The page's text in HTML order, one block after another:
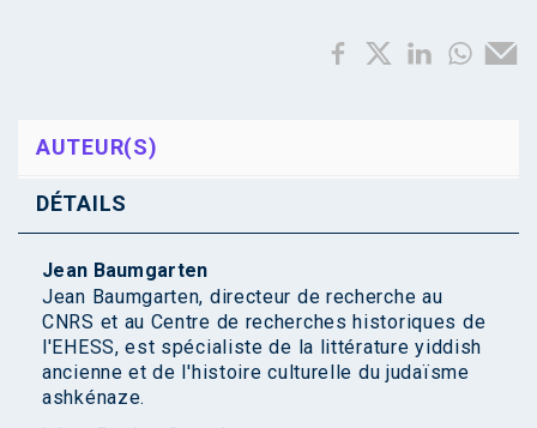
AUTEUR(S)
DÉTAILS
Jean Baumgarten
Jean Baumgarten, directeur de recherche au
CNRS et au Centre de recherches historiques de
l'EHESS, est spécialiste de la littérature yiddish
ancienne et de l'histoire culturelle du judaïsme
ashkénaze.